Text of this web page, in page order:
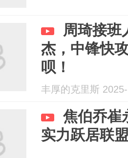
周琦接班
杰，中锋快
呗！
丰厚的克里斯
焦伯乔崔
实力跃居联